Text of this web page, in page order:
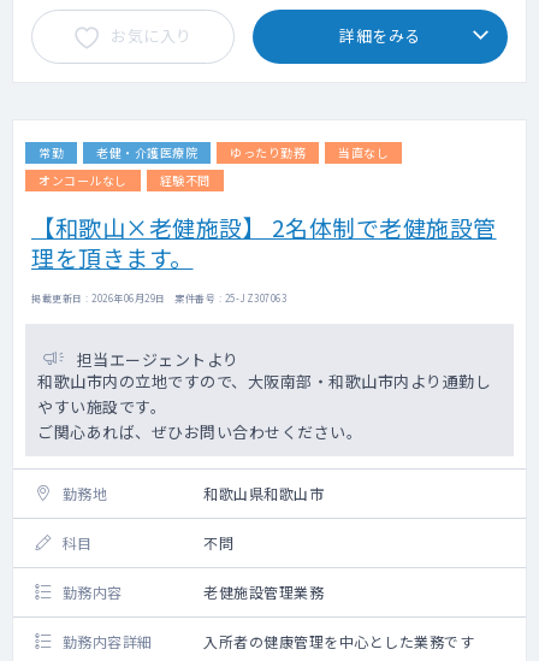
お気に入り 詳細をみる
常勤 老健・介護医療院 ゆったり勤務
当直なし
オンコールなし
経験不問
【和歌山×老健施設】 2名体制で老健施設管
理を頂きます。
掲載更新日 : 2026年06月29日 案件番号 : 25-JZ307063
担当エージェントより
和歌山市内の立地ですので、大阪南部・和歌山市内より通勤し
やすい施設です。
ご関心あれば、ぜひお問い合わせください。
勤務地 和歌山県和歌山市
科目 不問
勤務内容 老健施設管理業務
勤務内容詳細 入所者の健康管理を中心とした業務です